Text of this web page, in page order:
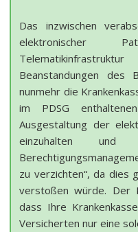
Das inzwischen
elektronischer
Beanstandungen
nunmehr die
im PDSG
Ausgestaltung der
einzuhalten und
zu verzichten“, da dies
verstoßen würde. Der
dass Ihre
Versicherten nur eine